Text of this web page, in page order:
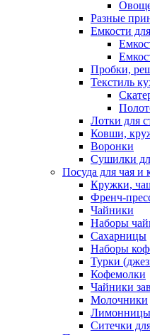
Разные
Емкости
Пробки,
Текстиль
Лотки для
Ковши,
Воронки
Сушилки
Посуда для чая и
Кружки,
Френч-
Чайники
Наборы
Сахарницы
Наборы
Турки
Кофемолки
Чайники
Молочники
Лимонницы
Ситечки